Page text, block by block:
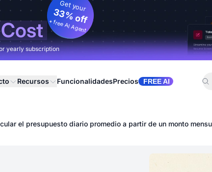
Get your
33% off
+ free AI Agent
yearly subscription
Recursos FuncionalidadesPrecios FREE AI
el presupuesto diario promedio a partir de un monto